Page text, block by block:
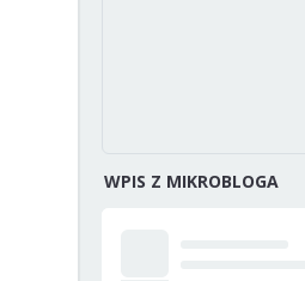
WPIS Z MIKROBLOGA